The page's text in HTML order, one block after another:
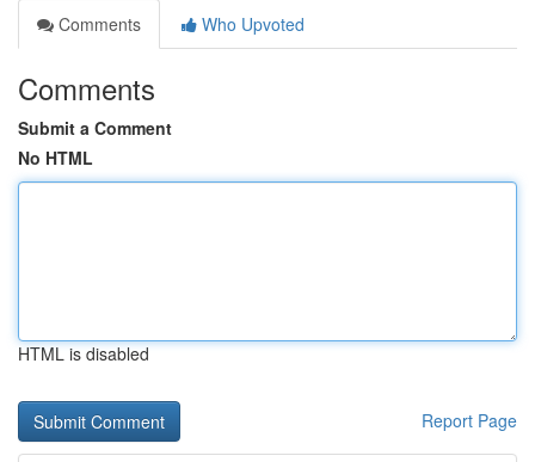
Comments
Who Upvoted
Comments
Submit a Comment
No HTML
HTML is disabled
Report Page